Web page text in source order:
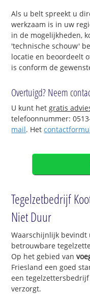
Als u belt spreekt u
werkzaam is in uw
in de mogelijkheden,
'technische schouw'
locatie en beoordeelt
is conform de
Overtuigd? Neem
U kunt hetgratis
telefoonnummer:
mail. Het
Tegelzetbedrijf
Niet Duur
Waarschijnlijk bevindt
betrouwbare
Op het gebied van
Friesland een goed
een
verzorgt.